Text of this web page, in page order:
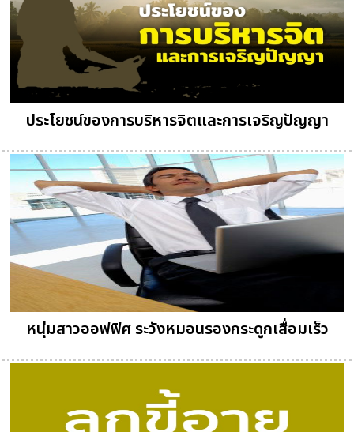
ประโยชน์ของการบริหารจิตและการเจริญปัญญา
หนุ่มสาวออฟฟิศ ระวังหมอนรองกระดูกเสื่อมเร็ว